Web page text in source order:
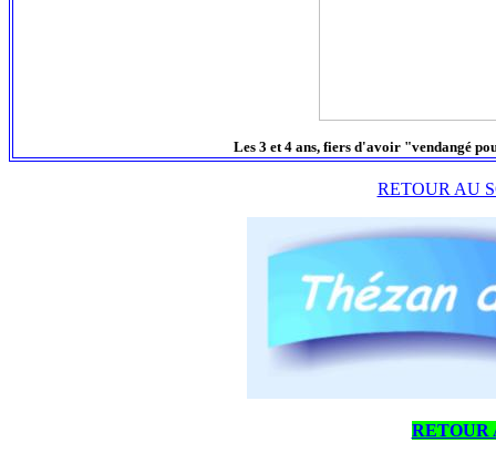
Les 3 et 4 ans, fiers d'avoir "vendangé
RETOUR AU
RETOUR